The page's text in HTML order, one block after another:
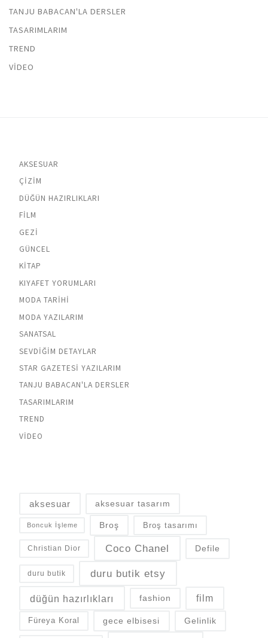
TANJU BABACAN'LA DERSLER
TASARIMLARIM
TREND
VIDEO
AKSESUAR
ÇIZIM
DÜĞÜN HAZIRLIKLARI
FILM
GEZI
GÜNCEL
KITAP
KIYAFET YORUMLARI
MODA TARIHI
MODA YAZILARIM
SANATSAL
SEVDIĞIM DETAYLAR
STAR GAZETESI YAZILARIM
TANJU BABACAN'LA DERSLER
TASARIMLARIM
TREND
VIDEO
aksesuar aksesuar tasarım
Boncuk İşleme Broş Broş tasarımı
Christian Dior Coco Chanel Defile
duru butik duru butik etsy
düğün hazırlıkları fashion film
Füreya Koral gece elbisesi Gelinlik